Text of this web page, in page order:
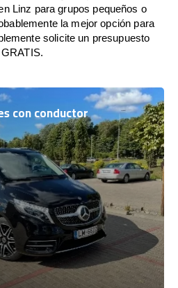
Linz para grupos pequeños o
la mejor opción para
solicite un presupuesto
GRATIS.
con conductor